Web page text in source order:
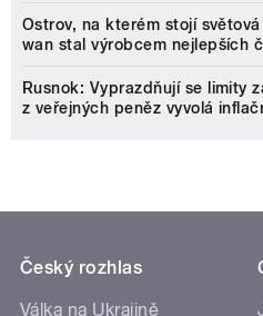
Ostrov, na kterém stojí
wan stal výrobcem nejlepších
Rusnok: Vyprazdňují se limity
z veřejných peněz vyvolá
Český rozhlas
Válka na Ukrajině